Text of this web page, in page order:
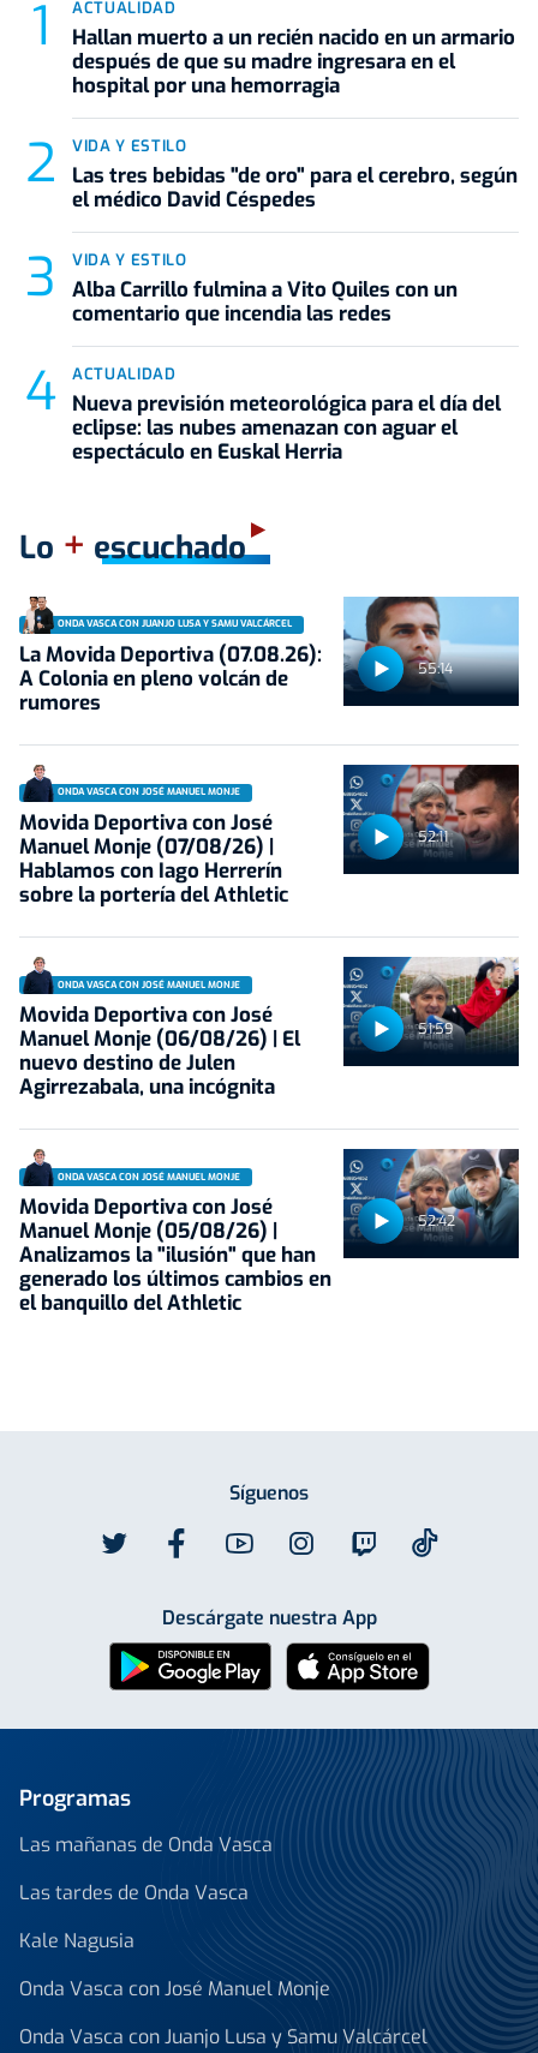
ACTUALIDAD
Hallan muerto a un recién nacido en un armario
después de que su madre ingresara en el
hospital por una hemorragia
VIDA Y ESTILO
Las tres bebidas "de oro" para el cerebro, según
el médico David Céspedes
VIDA Y ESTILO
Alba Carrillo fulmina a Vito Quiles con un
comentario que incendia las redes
ACTUALIDAD
Nueva previsión meteorológica para el día del
eclipse: las nubes amenazan con aguar el
espectáculo en Euskal Herria
Lo + escuchado
55:14
ONDA VASCA CON JUANJO LUSA Y SAMU VALCÁRCEL
La Movida Deportiva (07.08.26):
A Colonia en pleno volcán de
rumores
52:11
ONDA VASCA CON JOSÉ MANUEL MONJE
Movida Deportiva con José
Manuel Monje (07/08/26) |
Hablamos con Iago Herrerín
sobre la portería del Athletic
51:59
ONDA VASCA CON JOSÉ MANUEL MONJE
Movida Deportiva con José
Manuel Monje (06/08/26) | El
nuevo destino de Julen
Agirrezabala, una incógnita
52:42
ONDA VASCA CON JOSÉ MANUEL MONJE
Movida Deportiva con José
Manuel Monje (05/08/26) |
Analizamos la "ilusión" que han
generado los últimos cambios en
el banquillo del Athletic
Síguenos
Descárgate nuestra App
Programas
Las mañanas de Onda Vasca
Las tardes de Onda Vasca
Kale Nagusia
Onda Vasca con José Manuel Monje
Onda Vasca con Juanjo Lusa y Samu Valcárcel